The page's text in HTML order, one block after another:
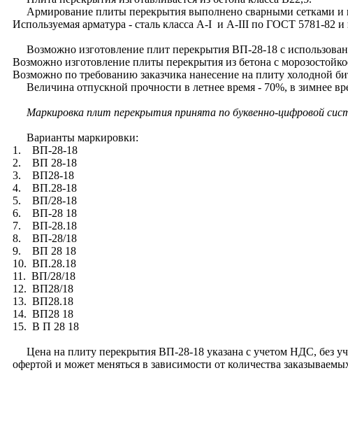
Армирование плиты перекрытия выполнено сварными сетками и
Используемая арматура - сталь класса A-I и A-III по ГОСТ 5781-82
Возможно изготовление плит перекрытия ВП-28-18 с
Возможно изготовление плиты перекрытия из бетона с
Возможно по требованию заказчика нанесение на плиту холодной
Величина отпускной прочности в летнее время - 70%, в зимнее
Маркировка плит перекрытия принята по буквенно-цифровой
Варианты маркировки:
1. ВП-28-18
2. ВП 28-18
3. ВП28-18
4. ВП.28-18
5. ВП/28-18
6. ВП-28 18
7. ВП-28.18
8. ВП-28/18
9. ВП 28 18
10. ВП.28.18
11. ВП/28/18
12. ВП28/18
13. ВП28.18
14. ВП28 18
15. В П 28 18
Цена на плиту перекрытия ВП-28-18 указана с учетом НДС, без
офертой и может меняться в зависимости от количества